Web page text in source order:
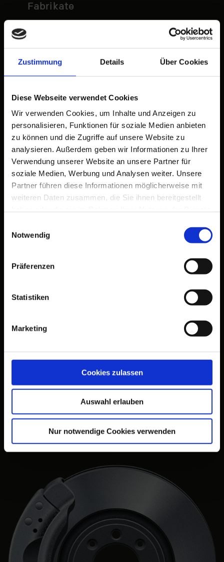
Zustimmung Details Über Cookies
Diese Webseite verwendet Cookies
Wir verwenden Cookies, um Inhalte und Anzeigen zu
personalisieren, Funktionen für soziale Medien anbieten
zu können und die Zugriffe auf unsere Website zu
analysieren. Außerdem geben wir Informationen zu Ihrer
Verwendung unserer Website an unsere Partner für
soziale Medien, Werbung und Analysen weiter. Unsere
Partner führen diese Informationen möglicherweise mit
weiteren Daten zusammen, die Sie ihnen bereitgestellt
Cookies, wenn Sie unsere Webseite weiterhin nutzen.
Notwendig
Präferenzen
Statistiken
Marketing
Cookies zulassen
Auswahl erlauben
Nur notwendige Cookies verwenden
Fabrikate
CAR-Eigenmarken in Top-Qualität zu
Vermittlung professioneller
Produktschulungen
WIR SIND CAR!
Jetzt neu bei RB
FUCHS carparts
MEHR ERFAHREN